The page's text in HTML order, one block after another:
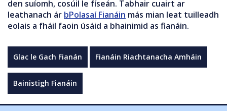
den suíomh, cosúil le físeán. Tabhair cuairt ar
leathanach ár bPolasaí Fianáin más mian leat tuilleadh
eolais a fháil faoin úsáid a bhainimid as fianáin.
Glac le Gach Fianán Fianáin Riachtanacha Amháin
Bainistigh Fianáin